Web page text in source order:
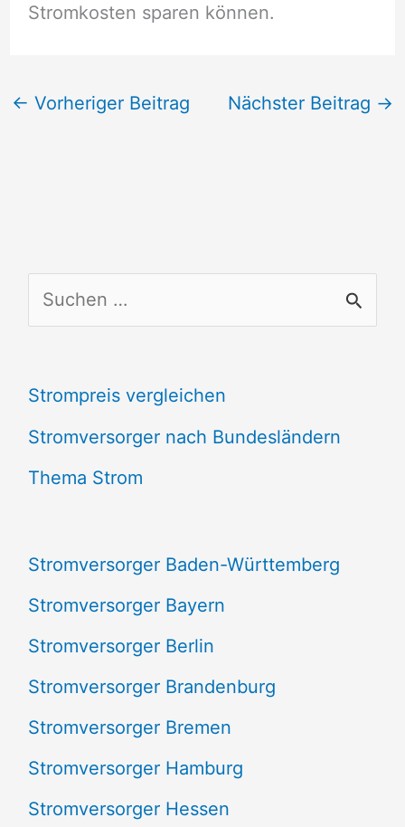
Stromkosten sparen können.
← Vorheriger Beitrag Nächster Beitrag →
u
h
e
n
h
:
Strompreis vergleichen
Stromversorger nach Bundesländern
Thema Strom
Stromversorger Baden-Württemberg
Stromversorger Bayern
Stromversorger Berlin
Stromversorger Brandenburg
Stromversorger Bremen
Stromversorger Hamburg
Stromversorger Hessen